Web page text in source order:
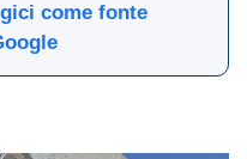
come fonte